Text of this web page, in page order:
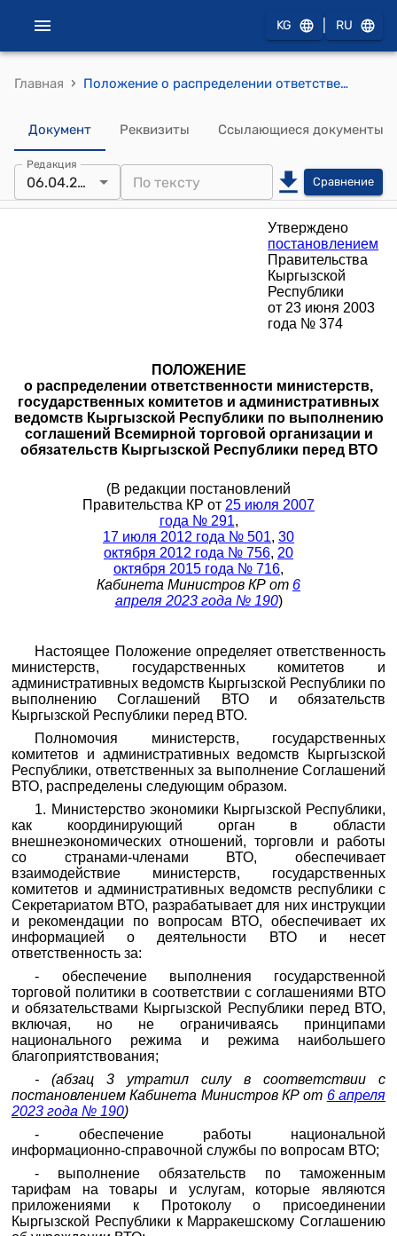
KG RU
Главная › Положение о распределении ответственности министерств, государственных комитетов и административных ведомств Кыргызской Республики по выполнению Соглашений Всемирной Торговой Организации и обязательств Кыргызской Республики перед ВТО (Утверждено постановлением Правительства Кыргызской Республики от 23 июня 2003 года № 374)
Документ Реквизиты Ссылающиеся документы
Редакция
06.04.2023 Сравнение